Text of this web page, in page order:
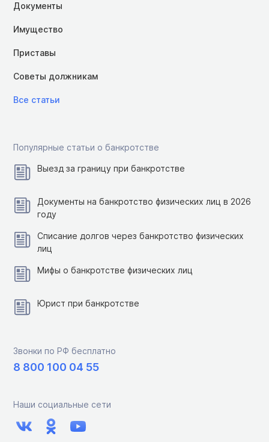
Документы
Имущество
Приставы
Советы должникам
Все статьи
Популярные статьи о банкротстве
Выезд за границу при банкротстве
Документы на банкротство физических лиц в 2026
году
Списание долгов через банкротство физических
лиц
Мифы о банкротстве физических лиц
Юрист при банкротстве
Звонки по РФ бесплатно
8 800 100 04 55
Наши социальные сети